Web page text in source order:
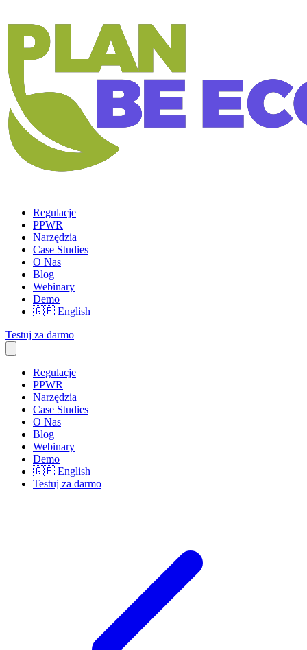
Regulacje
PPWR
Narzędzia
Case Studies
O Nas
Blog
Webinary
Demo
🇬🇧 English
Testuj za darmo
Regulacje
PPWR
Narzędzia
Case Studies
O Nas
Blog
Webinary
Demo
🇬🇧 English
Testuj za darmo